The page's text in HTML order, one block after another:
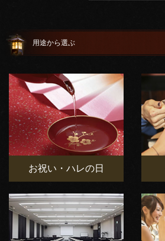
用途から選ぶ
お祝い・ハレの日